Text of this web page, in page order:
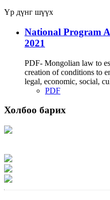
Үр дүнг шүүх
National Program
2021
PDF- Mongolian law to
creation of conditions to
legal, economic, social,
PDF
Холбоо барих